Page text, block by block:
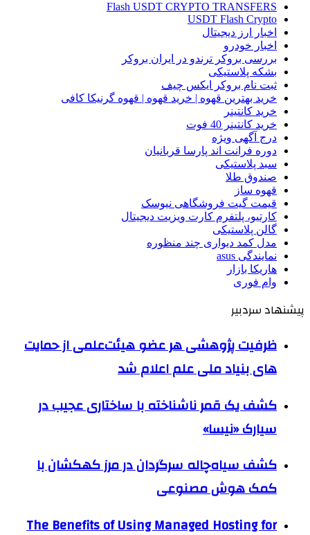
Flash USDT CRYPTO TRANSFERS
USDT Flash Crypto
اخبار ارز دیجیتال
اخبار خودرو
بررسی بروکر ترندو در ایران بروکر
بشکه پلاستیکی
ثبت نام بروکر ایکس چیف
خرید بهترین قهوه | خرید قهوه | قهوه گرنیکا کافی
خرید کانتینر
خرید کانتینر 40 فوت
درج آگهی ویژه
دوره فرانت اند پارسا قربانیان
سبد پلاستیکی
صندوق طلا
قهوه ساز
قیمت گیت فروشگاهی نیوسک
کارتیو، پلتفرم کارت ویزیت دیجیتال
گالن پلاستیکی
مدل کمد دیواری چند منظوره
نمایندگی asus
هاریکا بازار
وام فوری
پیشنهاد سردبیر
ظرفیت پژوهشی هر عضو هیئت‌علمی از حمایت
های بنیاد ملی علم اعلام شد
کشف یک قمر ناشناخته با ساختاری عجیب در
سیارک «نیسا»
کشف سیاه‌چاله سرگردان در مرز کهکشان با
کمک هوش مصنوعی
The Benefits of Using Managed Hosting for